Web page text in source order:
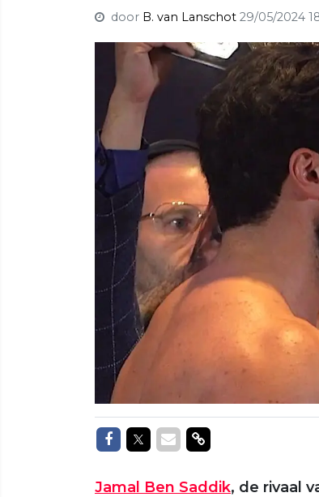
door B. van Lanschot 29/05/2024
Delen op Facebook
Delen op Twitter
Delen via Mail
Delen via link
Jamal Ben Saddik, de rivaal